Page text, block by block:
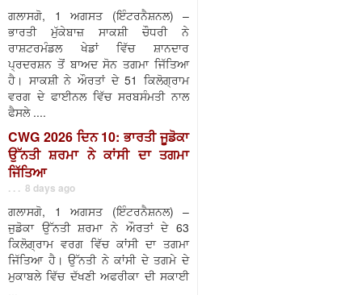
ਗਲਾਸਗੋ, 1 ਅਗਸਤ (ਇੰਟਰਨੈਸ਼ਨਲ) –
ਭਾਰਤੀ ਮੁੱਕੇਬਾਜ਼ ਸਾਕਸ਼ੀ ਚੌਧਰੀ ਨੇ
ਰਾਸ਼ਟਰਮੰਡਲ ਖੇਡਾਂ ਵਿੱਚ ਸ਼ਾਨਦਾਰ
ਪ੍ਰਦਰਸ਼ਨ ਤੋਂ ਬਾਅਦ ਸੋਨ ਤਗਮਾ ਜਿੱਤਿਆ
ਹੈ। ਸਾਕਸ਼ੀ ਨੇ ਔਰਤਾਂ ਦੇ 51 ਕਿਲੋਗ੍ਰਾਮ
ਵਰਗ ਦੇ ਫਾਈਨਲ ਵਿੱਚ ਸਰਬਸੰਮਤੀ ਨਾਲ
ਫੈਸਲੇ ....
CWG 2026 ਦਿਨ 10: ਭਾਰਤੀ ਜੂਡੋਕਾ
ਉੱਨਤੀ ਸ਼ਰਮਾ ਨੇ ਕਾਂਸੀ ਦਾ ਤਗਮਾ
ਜਿੱਤਿਆ
. . . 8 days ago
ਗਲਾਸਗੋ, 1 ਅਗਸਤ (ਇੰਟਰਨੈਸ਼ਨਲ) –
ਜੁਡੋਕਾ ਉੱਨਤੀ ਸ਼ਰਮਾ ਨੇ ਔਰਤਾਂ ਦੇ 63
ਕਿਲੋਗ੍ਰਾਮ ਵਰਗ ਵਿੱਚ ਕਾਂਸੀ ਦਾ ਤਗਮਾ
ਜਿੱਤਿਆ ਹੈ। ਉੱਨਤੀ ਨੇ ਕਾਂਸੀ ਦੇ ਤਗਮੇ ਦੇ
ਮੁਕਾਬਲੇ ਵਿੱਚ ਦੱਖਣੀ ਅਫਰੀਕਾ ਦੀ ਸਕਾਈ
...